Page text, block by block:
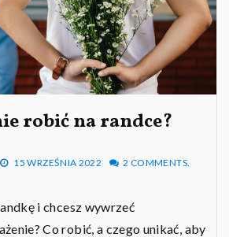
robić na randce?
15 WRZEŚNIA 2022 2 COMMENTS.
i chcesz wywrzeć
Co robić, a czego unikać, aby